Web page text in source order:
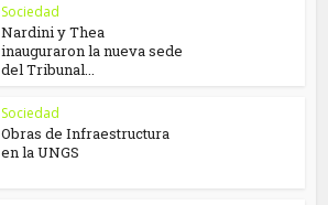
Sociedad
Nardini y Thea
inauguraron la nueva sede
del Tribunal...
Sociedad
Obras de Infraestructura
en la UNGS